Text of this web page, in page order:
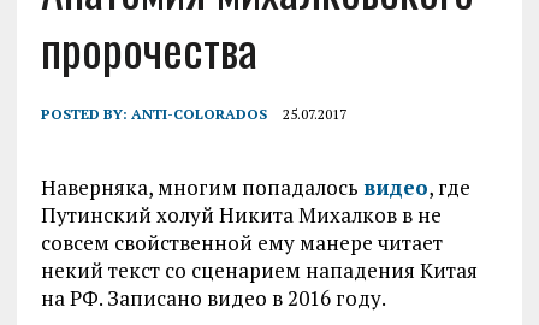
пророчества
POSTED BY: ANTI-COLORADOS 25.07.2017
Наверняка, многим попадалось видео, где
Путинский холуй Никита Михалков в не
совсем свойственной ему манере читает
некий текст со сценарием нападения Китая
на РФ. Записано видео в 2016 году.